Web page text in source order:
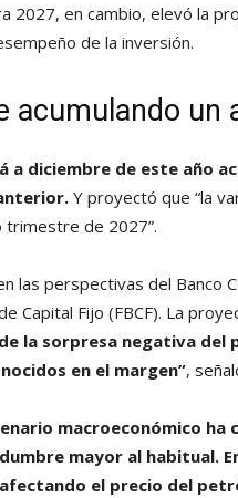
2027, en cambio, elevó la
de la inversión.
un
a diciembre de este año
Y proyectó que “la
trimestre de 2027”.
las perspectivas del Banco
Capital Fijo (FBCF). La
la sorpresa negativa
en el margen”,
macroeconómico ha
mayor al habitual.
el precio del